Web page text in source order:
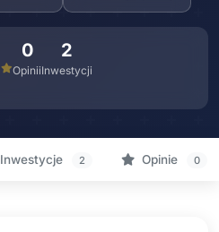
0
Opinii
2
Inwestycji
Inwestycje 2 Opinie 0